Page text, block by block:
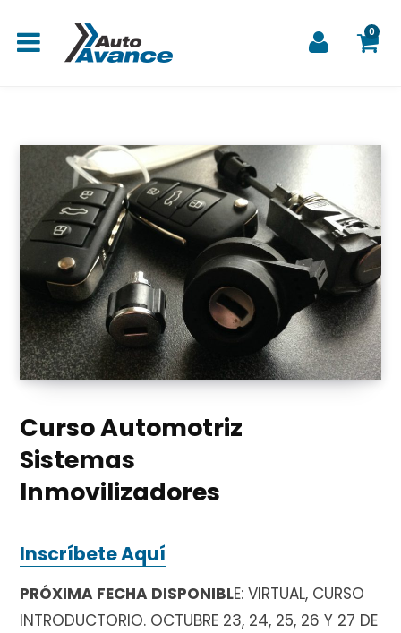
0
a
r
r
Curso Automotriz
Sistemas
Inmovilizadores
Inscríbete Aquí
PRÓXIMA FECHA DISPONIBLE: VIRTUAL, CURSO
INTRODUCTORIO. OCTUBRE 23, 24, 25, 26 Y 27 DE